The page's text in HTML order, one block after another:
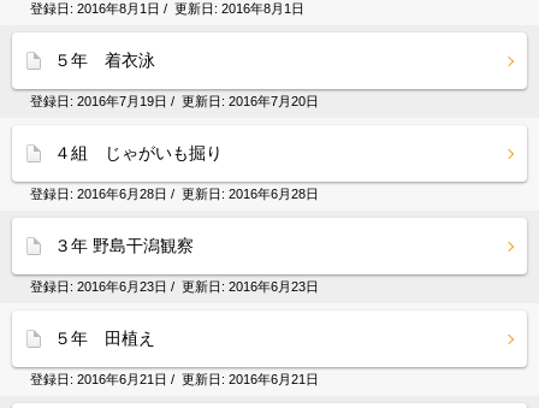
登録日: 2016年8月1日 / 更新日: 2016年8月1日
５年 着衣泳
登録日: 2016年7月19日 / 更新日: 2016年7月20日
４組 じゃがいも掘り
登録日: 2016年6月28日 / 更新日: 2016年6月28日
３年 野島干潟観察
登録日: 2016年6月23日 / 更新日: 2016年6月23日
５年 田植え
登録日: 2016年6月21日 / 更新日: 2016年6月21日